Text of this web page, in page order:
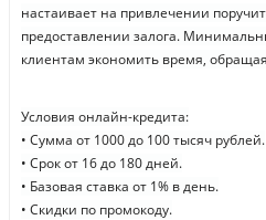
настаивает на привлечении
предоставлении залога.
клиентам экономить время,
Условия онлайн-кредита:
• Сумма от 1000 до 100 тысяч рублей.
• Срок от 16 до 180 дней.
• Базовая ставка от 1% в день.
• Скидки по промокоду.